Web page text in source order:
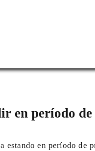
en período
estando en período de